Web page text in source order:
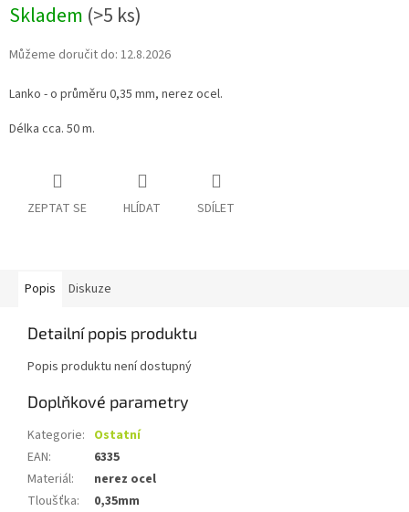
Skladem (>5 ks)
Můžeme doručit do: 12.8.2026
Lanko - o průměru 0,35 mm, nerez ocel.
Délka cca. 50 m.
ZEPTAT SE HLÍDAT SDÍLET
Popis Diskuze
Detailní popis produktu
Popis produktu není dostupný
Doplňkové parametry
Kategorie: Ostatní
EAN:
6335
Materiál:
nerez ocel
Tloušťka:
0,35mm